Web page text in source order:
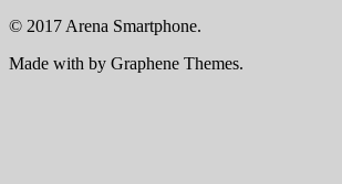
© 2017 Arena Smartphone.
Made with by Graphene Themes.